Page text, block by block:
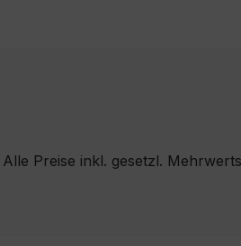
Alle Preise inkl. gesetzl.